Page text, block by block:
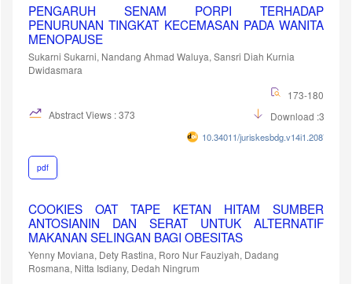
PENGARUH SENAM PORPI TERHADAP
PENURUNAN TINGKAT KECEMASAN PADA WANITA
MENOPAUSE
Sukarni Sukarni, Nandang Ahmad Waluya, Sansri Diah Kurnia
Dwidasmara
173-180
Abstract Views : 373
Download :308
10.34011/juriskesbdg.v14i1.2087
pdf
COOKIES OAT TAPE KETAN HITAM SUMBER
ANTOSIANIN DAN SERAT UNTUK ALTERNATIF
MAKANAN SELINGAN BAGI OBESITAS
Yenny Moviana, Dety Rastina, Roro Nur Fauziyah, Dadang
Rosmana, Nitta Isdiany, Dedah Ningrum